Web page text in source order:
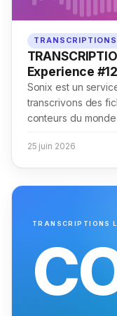
Experience
Sonix est un
transcrivons des
conteurs du
25 juin 2026
TRANSCRIPTIONS